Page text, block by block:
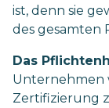
ist, denn sie
des gesamten
Das
Unternehmen
Zertifizierung